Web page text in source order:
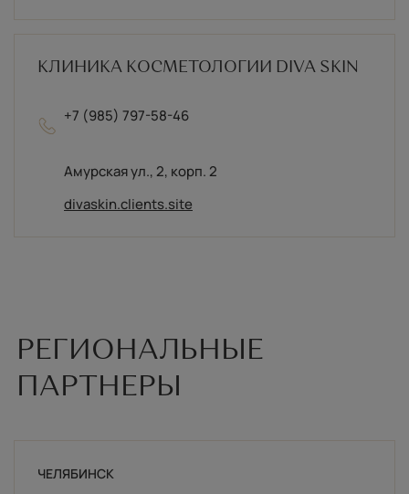
КЛИНИКА КОСМЕТОЛОГИИ DIVA SKIN
+7 (985) 797-58-46
Амурская ул., 2, корп. 2
divaskin.clients.site
ЧЕЛЯБИНСК